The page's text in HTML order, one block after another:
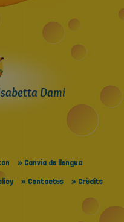
Dami
» Canvia de llengua
» Contactes » Crèdits